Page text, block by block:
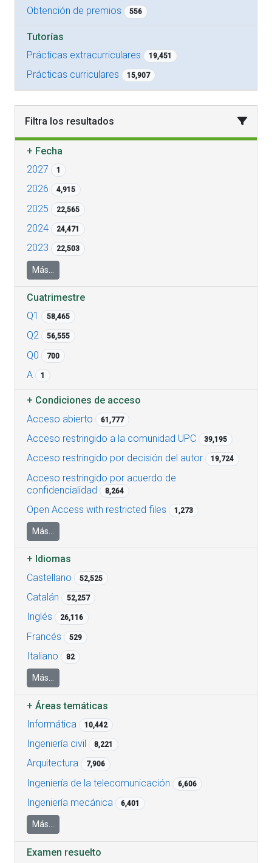
Obtención de premios 556
Tutorías
Prácticas extracurriculares
19,451
Prácticas curriculares 15,907
Filtra los resultados
+ Fecha
2027
1
2026 4,915
2025 22,565
2024 24,471
2023 22,503
Más...
Cuatrimestre
Q1
58,465
Q2 56,555
Q0 700
A 1
+ Condiciones de acceso
Acceso abierto
61,777
Acceso restringido a la comunidad UPC 39,195
Acceso restringido por decisión del autor 19,724
Acceso restringido por acuerdo de
confidencialidad
8,264
Open Access with restricted files 1,273
Más...
+ Idiomas
Castellano
52,525
Catalán 52,257
Inglés 26,116
Francés 529
Italiano 82
Más...
+Áreas temáticas
Informática
10,442
Ingeniería civil 8,221
Arquitectura 7,906
Ingeniería de la telecomunicación 6,606
Ingeniería mecánica 6,401
Más...
Examen resuelto